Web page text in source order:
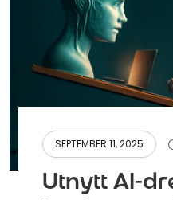
SEPTEMBER 11, 2025
Utnytt AI-